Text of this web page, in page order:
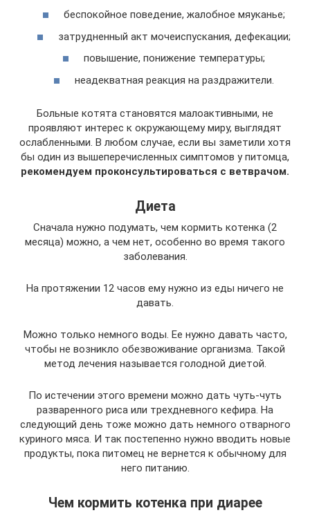
беспокойное поведение, жалобное мяуканье;
затрудненный акт мочеиспускания, дефекации;
повышение, понижение температуры;
неадекватная реакция на раздражители.
Больные котята становятся малоактивными, не
проявляют интерес к окружающему миру, выглядят
ослабленными. В любом случае, если вы заметили хотя
бы один из вышеперечисленных симптомов у питомца,
рекомендуем проконсультироваться с ветврачом.
Диета
Сначала нужно подумать, чем кормить котенка (2
месяца) можно, а чем нет, особенно во время такого
заболевания.
На протяжении 12 часов ему нужно из еды ничего не
давать.
Можно только немного воды. Ее нужно давать часто,
чтобы не возникло обезвоживание организма. Такой
метод лечения называется голодной диетой.
По истечении этого времени можно дать чуть-чуть
разваренного риса или трехдневного кефира. На
следующий день тоже можно дать немного отварного
куриного мяса. И так постепенно нужно вводить новые
продукты, пока питомец не вернется к обычному для
него питанию.
Чем кормить котенка при диарее